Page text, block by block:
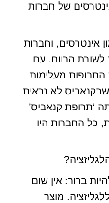
של חברות
אינטרסים, וחברות
לשורת הרווח. עם
מעלימות
לא נראית
‘תרופת קנאביס’
כל החברות היו
ברור: אין שום
מוצר